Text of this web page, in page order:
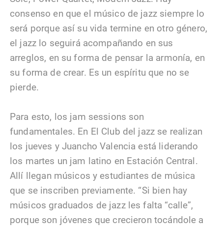
consenso en que el músico de jazz siempre lo
será porque así su vida termine en otro género,
el jazz lo seguirá acompañando en sus
arreglos, en su forma de pensar la armonía, en
su forma de crear. Es un espíritu que no se
pierde.
Para esto, los jam sessions son
fundamentales. En El Club del jazz se realizan
los jueves y Juancho Valencia está liderando
los martes un jam latino en Estación Central.
Allí llegan músicos y estudiantes de música
que se inscriben previamente. “Si bien hay
músicos graduados de jazz les falta “calle”,
porque son jóvenes que crecieron tocándole a